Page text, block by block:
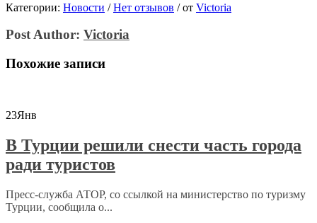
Категории: Новости / Нет отзывов /от Victoria
Post Author: Victoria
Похожие записи
23Янв
В Турции решили снести часть города
ради туристов
Пресс-служба АТОР, со ссылкой на министерство по туризму
Турции, сообщила о...